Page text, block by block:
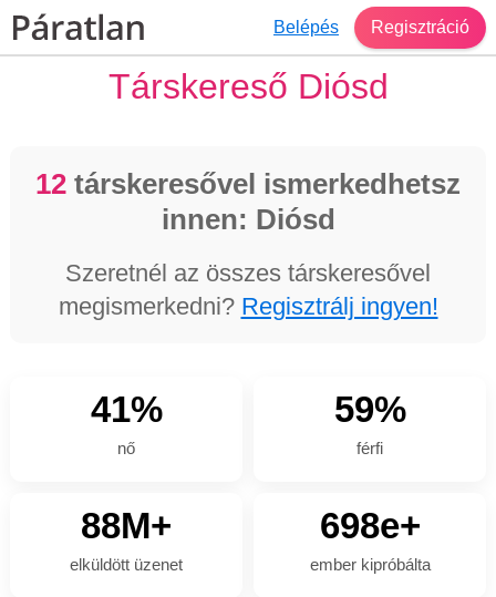
Belépés Regisztráció
Társkereső Diósd
12 társkeresővel ismerkedhetsz
innen: Diósd
Szeretnél az összes társkeresővel
megismerkedni? Regisztrálj ingyen!
41%
nő
59%
férfi
88M+
elküldött üzenet
698e+
ember kipróbálta